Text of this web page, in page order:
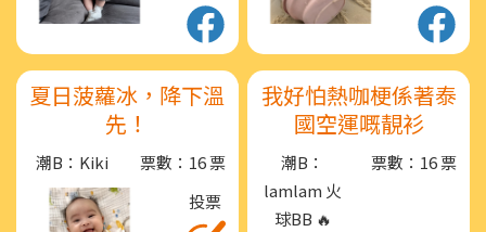
夏日菠蘿冰，降下溫
先！
潮B：Kiki
票數：16 票
投票
我好怕熱咖梗係著泰
國空運嘅靚衫
潮B：
lamlam 火
球BB 🔥
票數：16 票